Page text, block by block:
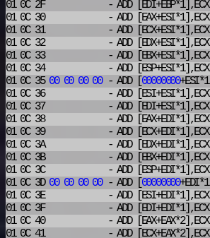
01 0C 2F
- ADD[EDI+EBP*1],ECX
01 0C 30
- ADD[EAX+ESI*1],ECX
01 0C 31
- ADD[ECX+ESI*1],ECX
01 0C 32
- ADD[EDX+ESI*1],ECX
01 0C 33
- ADD[EBX+ESI*1],ECX
01 0C 34
- ADD[ESP+ESI*1],ECX
01 0C 35 00 00 00 00- ADD[ 00000000
01 0C 36
- ADD[ESI+ESI*1],ECX
01 0C 37
- ADD[EDI+ESI*1],ECX
01 0C 38
- ADD[EAX+EDI*1],ECX
01 0C 39
- ADD[ECX+EDI*1],ECX
01 0C 3A
- ADD[EDX+EDI*1],ECX
01 0C 3B
- ADD[EBX+EDI*1],ECX
01 0C 3C
- ADD[ESP+EDI*1],ECX
01 0C 3D 00 00 00 00- ADD[ 00000000
01 0C 3E
- ADD[ESI+EDI*1],ECX
01 0C 3F
- ADD[EDI+EDI*1],ECX
01 0C 40
- ADD[EAX+EAX*2],ECX
01 0C 41
- ADD[ECX+EAX*2],ECX